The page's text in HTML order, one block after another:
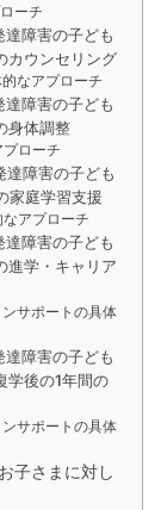
ーチ
障害の子ども
カウンセリング
なアプローチ
障害の子ども
身体調整
ローチ
障害の子ども
家庭学習支援
アプローチ
障害の子ども
進学・キャリア
サポートの具体
障害の子ども
学後の1年間の
サポートの具体
子さまに対し